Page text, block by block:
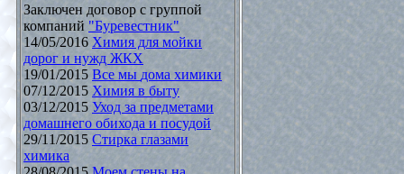
Заключен договор с группой
компаний "Буревестник"
14/05/2016 Химия для мойки
дорог и нужд ЖКХ
19/01/2015
Все мы дома химики
07/12/2015 Химия в быту
03/12/2015 Уход за предметами
домашнего обихода и посудой
29/11/2015 Стирка глазами
химика